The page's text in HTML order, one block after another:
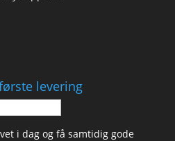
levering
i dag og få samtidig gode